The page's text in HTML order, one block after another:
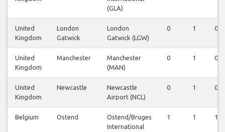
(GLA)
United
Kingdom
London
Gatwick
London
Gatwick (LGW)
0 1 0
United
Kingdom
Manchester
Manchester
(MAN)
0 1 0
United
Kingdom
Newcastle
Newcastle
Airport (NCL)
0 1 0
Belgium Ostend
Ostend/Bruges
International
1 1 1